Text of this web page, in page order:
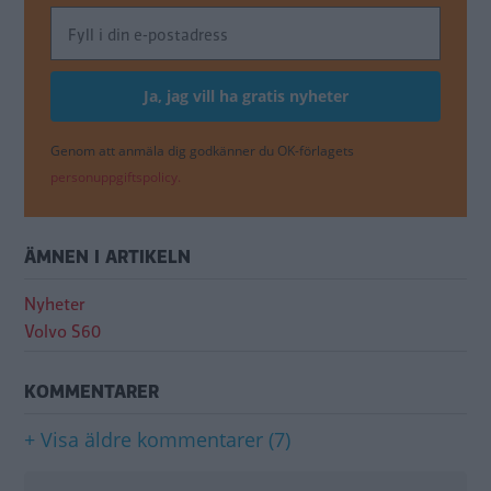
Genom att anmäla dig godkänner du OK-förlagets
personuppgiftspolicy.
ÄMNEN I ARTIKELN
Nyheter
Volvo S60
KOMMENTARER
+ Visa äldre kommentarer (7)